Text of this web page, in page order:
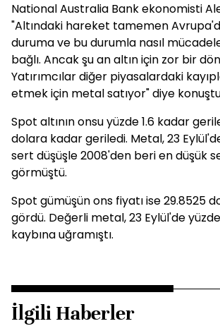
National Australia Bank ekonomisti
"Altındaki hareket tamemen
duruma ve bu durumla nasıl
bağlı. Ancak şu an altın için zor bir
Yatırımcılar diğer piyasalardaki
etmek için metal satıyor" diye
Spot altının onsu yüzde 1.6 kadar
dolara kadar geriledi. Metal, 23
sert düşüşle 2008'den beri en düşük
görmüştü.
Spot gümüşün ons fiyatı ise 29.8525
gördü. Değerli metal, 23 Eylül'de
kaybına uğramıştı.
İlgili Haberler